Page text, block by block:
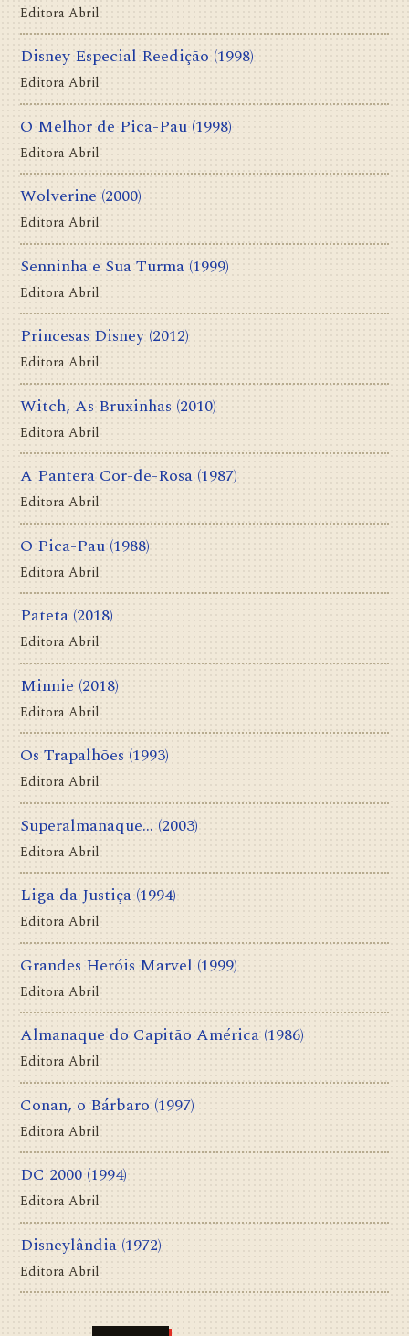
Editora Abril
Disney Especial Reedição (1998)
Editora Abril
O Melhor de Pica-Pau (1998)
Editora Abril
Wolverine (2000)
Editora Abril
Senninha e Sua Turma (1999)
Editora Abril
Princesas Disney (2012)
Editora Abril
Witch, As Bruxinhas (2010)
Editora Abril
A Pantera Cor-de-Rosa (1987)
Editora Abril
O Pica-Pau (1988)
Editora Abril
Pateta (2018)
Editora Abril
Minnie (2018)
Editora Abril
Os Trapalhões (1993)
Editora Abril
Superalmanaque... (2003)
Editora Abril
Liga da Justiça (1994)
Editora Abril
Grandes Heróis Marvel (1999)
Editora Abril
Almanaque do Capitão América (1986)
Editora Abril
Conan, o Bárbaro (1997)
Editora Abril
DC 2000 (1994)
Editora Abril
Disneylândia (1972)
Editora Abril